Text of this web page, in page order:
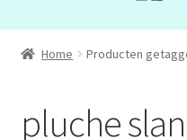
ADD
ASS
Home Producten
pluche